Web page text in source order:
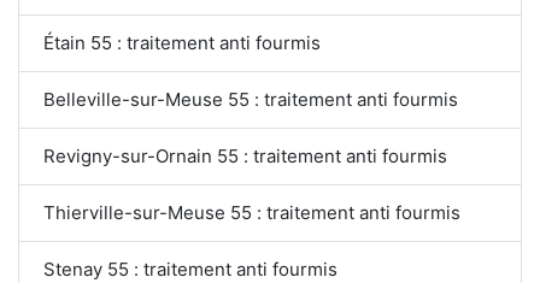
Étain 55 : traitement anti fourmis
Belleville-sur-Meuse 55 : traitement anti fourmis
Revigny-sur-Ornain 55 : traitement anti fourmis
Thierville-sur-Meuse 55 : traitement anti fourmis
Stenay 55 : traitement anti fourmis